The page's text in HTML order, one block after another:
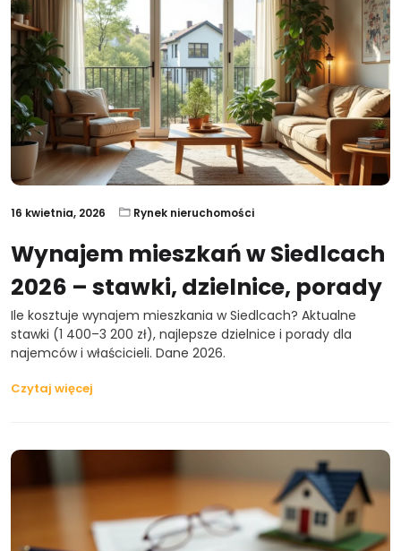
16 kwietnia, 2026 Rynek nieruchomości
Wynajem mieszkań w Siedlcach
2026 – stawki, dzielnice, porady
Ile kosztuje wynajem mieszkania w Siedlcach? Aktualne
stawki (1 400–3 200 zł), najlepsze dzielnice i porady dla
najemców i właścicieli. Dane 2026.
Czytaj więcej